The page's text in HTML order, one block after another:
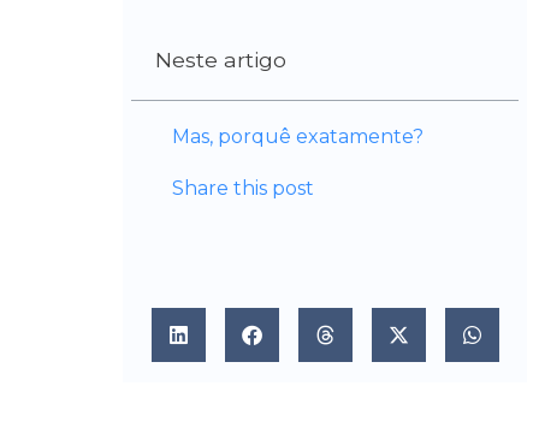
Neste artigo
Mas, porquê exatamente?
Share this post